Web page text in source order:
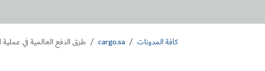
كافة المدونات cargo.sa طرق الدفع العالمية في عملية